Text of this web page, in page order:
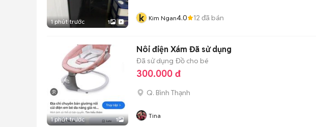
1 phút trước 1 k Kim Ngan4.0 12 đã bán
1 phút trước 1
Nôi điện Xám Đã sử dụng
Đã sử dụng Đồ cho bé
300.000 đ
Q. Bình Thạnh
Tina